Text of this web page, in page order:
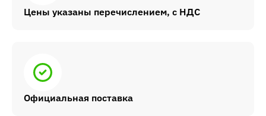
Цены указаны перечислением, с НДС
Официальная поставка